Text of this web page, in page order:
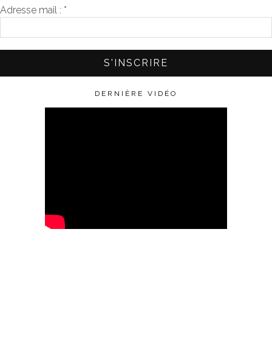
Adresse mail : *
DERNIÈRE VIDÉO